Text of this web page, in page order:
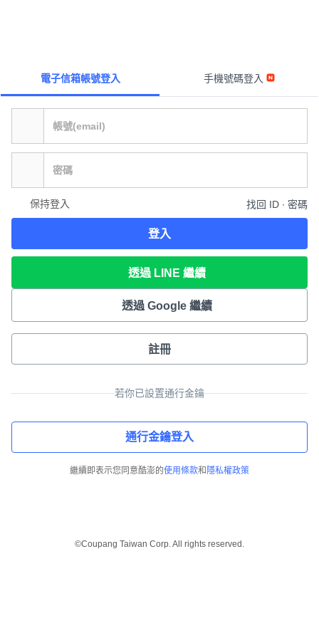
電子信箱帳號登入 手機號碼登入
保持登入 找回 ID ∙ 密碼
登入
透過 LINE 繼續
透過 Google 繼續
註冊
若你已設置通行金鑰
通行金鑰登入
繼續即表示您同意酷澎的使用條款和 隱私權政策
©Coupang Taiwan Corp. All rights reserved.